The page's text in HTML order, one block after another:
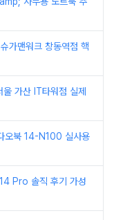
가맨워크 창동역점 핵
가산 IT타워점 실제
오북 14-N100 실사용
Pro 솔직 후기 가성